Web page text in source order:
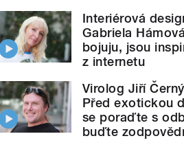
Interiérová
Gabriela
bojuju, jsou
z internetu
Virolog Jiří
Před exotickou
se poraďte s
buďte